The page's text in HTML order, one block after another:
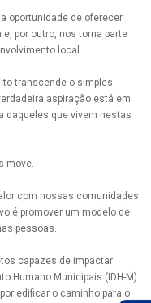
oportunidade de oferecer
por outro, nos torna parte
local.
transcende o simples
aspiração está em
daqueles que vivem nestas
move.
com nossas comunidades
é promover um modelo de
pessoas.
capazes de impactar
Humano Municipais (IDH-M)
edificar o caminho para o